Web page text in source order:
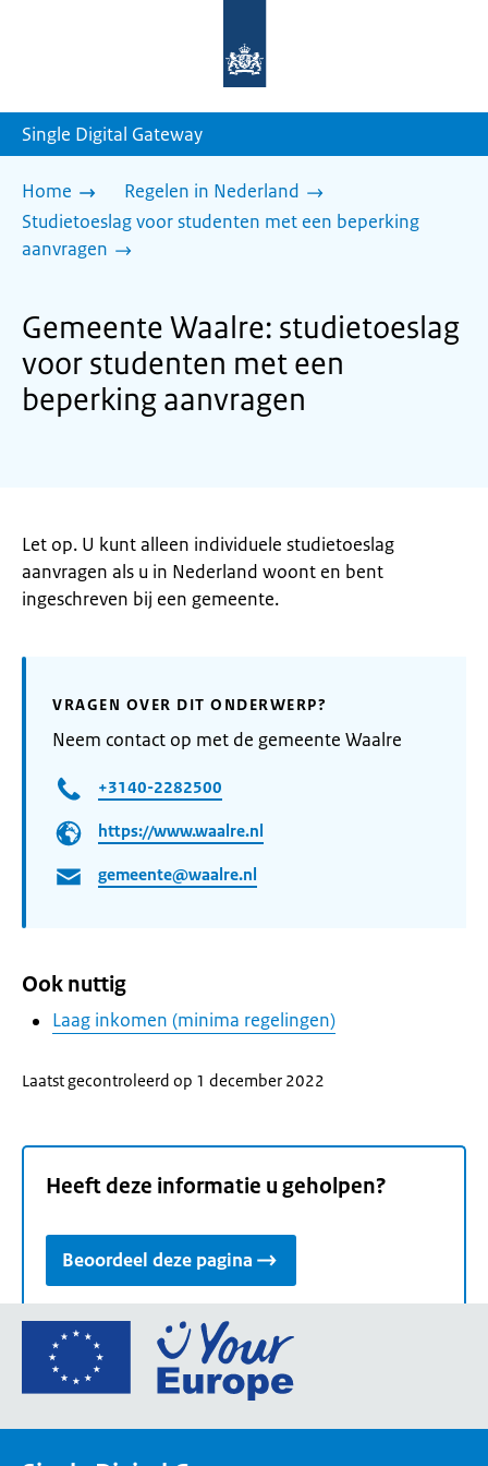
homepage
Single Digital Gateway
Home
Regelen in Nederland
Studietoeslag voor studenten met een beperking
aanvragen
Gemeente Waalre: studietoeslag
voor studenten met een
beperking aanvragen
Let op. U kunt alleen individuele studietoeslag
aanvragen als u in Nederland woont en bent
ingeschreven bij een gemeente.
VRAGEN OVER DIT ONDERWERP?
Neem contact op met de gemeente Waalre
+3140-2282500
https://www.waalre.nl
gemeente@waalre.nl
Ook nuttig
Laag inkomen (minima regelingen)
Laatst gecontroleerd op 1 december 2022
Heeft deze informatie u geholpen?
Beoordeel deze pagina
Ga
de